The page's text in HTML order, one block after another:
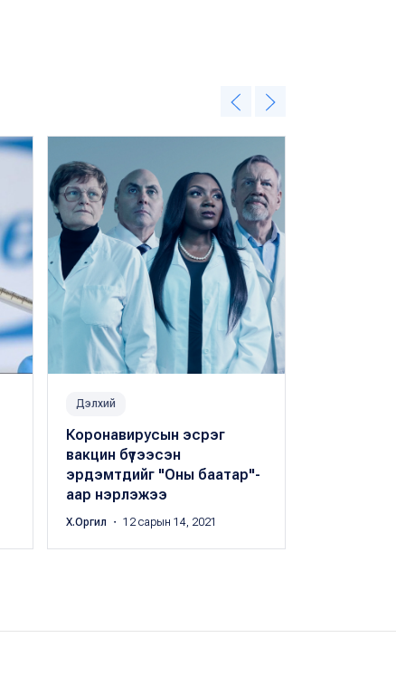
Дэлхий
Коронавирусын эсрэг
вакцин бүтээсэн
эрдэмтдийг "Оны баатар"-
аар нэрлэжээ
Х.Оргил ・ 12 сарын 14, 2021